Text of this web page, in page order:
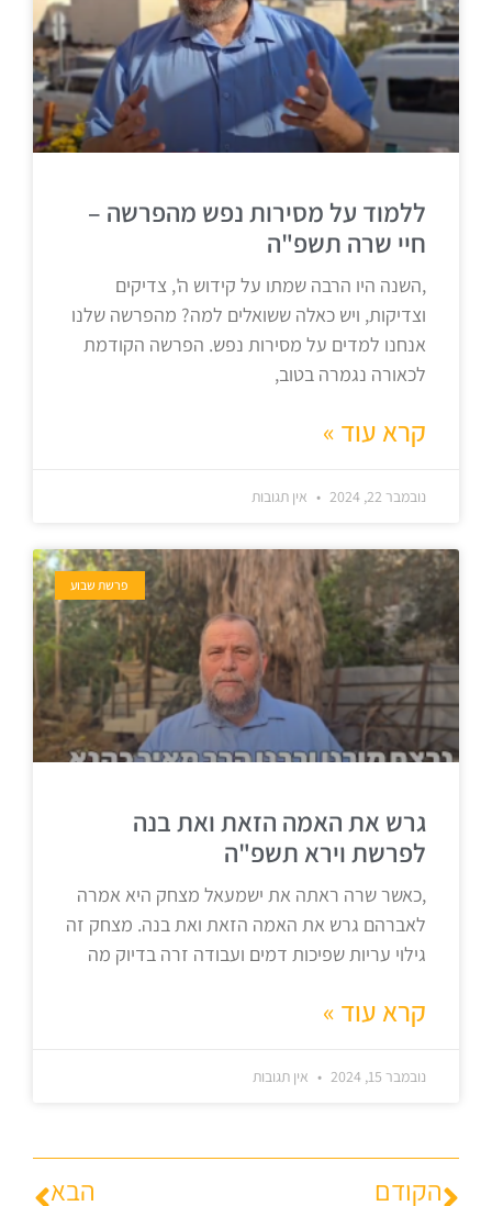
ללמוד על מסירות נפש מהפרשה –
חיי שרה תשפ"ה
,השנה היו הרבה שמתו על קידוש ה', צדיקים
וצדיקות, ויש כאלה ששואלים למה? מהפרשה שלנו
אנחנו למדים על מסירות נפש. הפרשה הקודמת
לכאורה נגמרה בטוב,
קרא עוד »
נובמבר 22, 2024 אין תגובות
פרשת שבוע
גרש את האמה הזאת ואת בנה
לפרשת וירא תשפ"ה
,כאשר שרה ראתה את ישמעאל מצחק היא אמרה
לאברהם גרש את האמה הזאת ואת בנה. מצחק זה
גילוי עריות שפיכות דמים ועבודה זרה בדיוק מה
קרא עוד »
נובמבר 15, 2024 אין תגובות
הקודם הבא